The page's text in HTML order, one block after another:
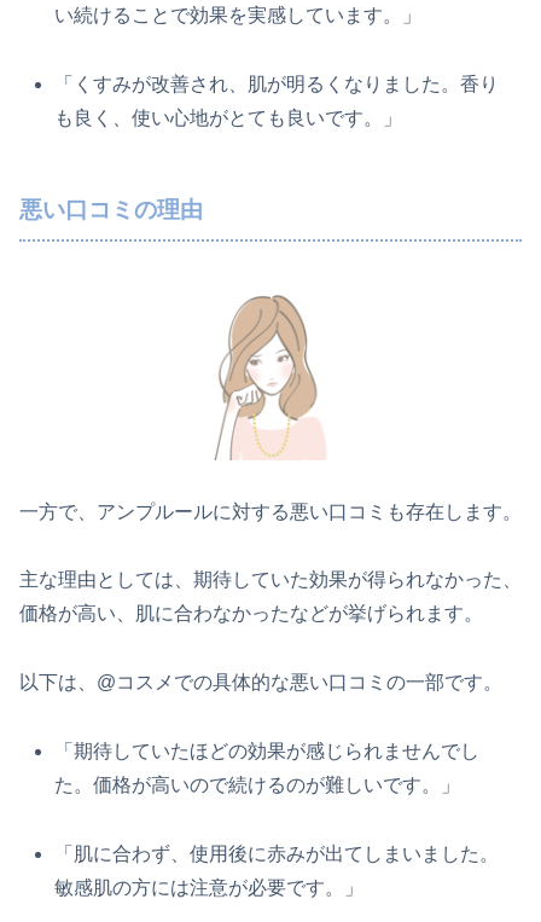
い続けることで効果を実感しています。」
「くすみが改善され、肌が明るくなりました。香り
も良く、使い心地がとても良いです。」
悪い口コミの理由
一方で、アンプルールに対する悪い口コミも存在します。
主な理由としては、期待していた効果が得られなかった、
価格が高い、肌に合わなかったなどが挙げられます。
以下は、@コスメでの具体的な悪い口コミの一部です。
「期待していたほどの効果が感じられませんでし
た。価格が高いので続けるのが難しいです。」
「肌に合わず、使用後に赤みが出てしまいました。
敏感肌の方には注意が必要です。」